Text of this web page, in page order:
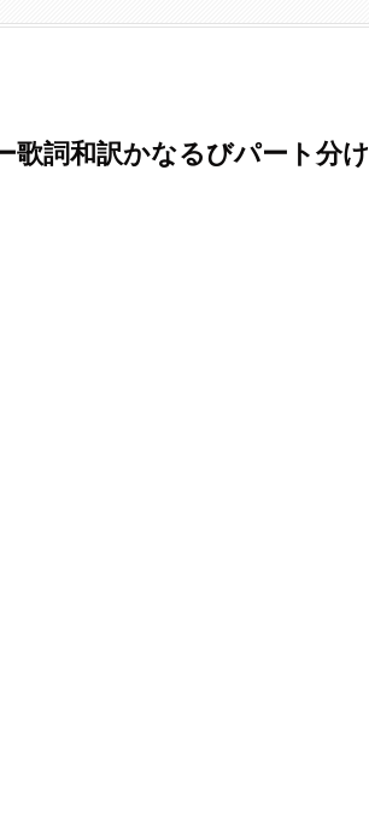
歌詞和訳かなるびパート分け